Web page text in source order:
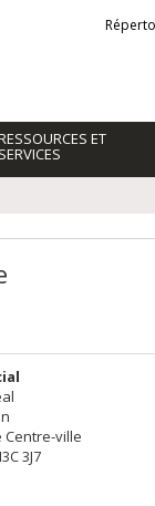
Liens
ET
SERVICES
Centre-ville
3J7